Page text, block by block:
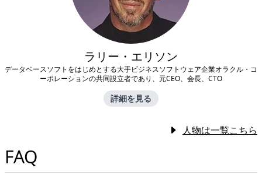
ラリー・エリソン
データベースソフトをはじめとする大手ビジネスソフトウェア企業オラクル・コ
ーポレーションの共同設立者であり、元CEO、会長、CTO
詳細を見る
人物は一覧こちら
FAQ